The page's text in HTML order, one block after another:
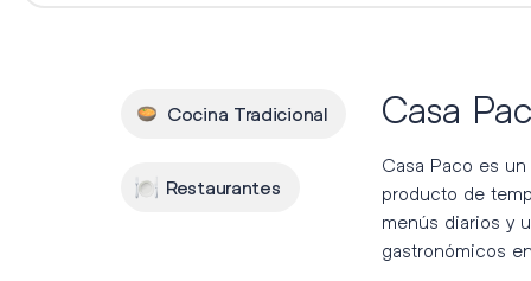
Cocina Tradicional
Restaurantes
Casa
Casa Paco es
producto de
menús diarios y
gastronómicos